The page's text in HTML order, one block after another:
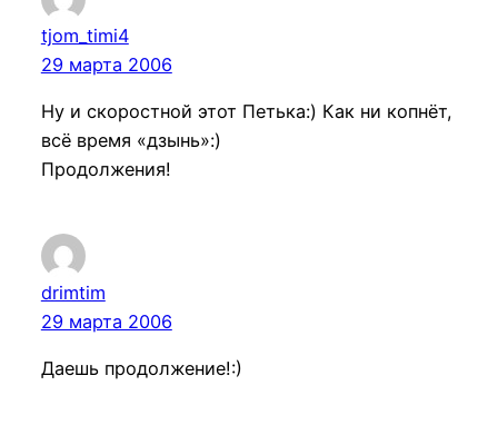
tjom_timi4
29 марта 2006
Ну и скоростной этот Петька:) Как ни копнёт,
всё время «дзынь»:)
Продолжения!
drimtim
29 марта 2006
Даешь продолжение!:)